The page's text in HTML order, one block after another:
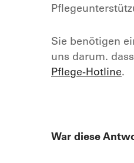
Sie benötigen
uns darum.
Pflege-Hotline.
War diese